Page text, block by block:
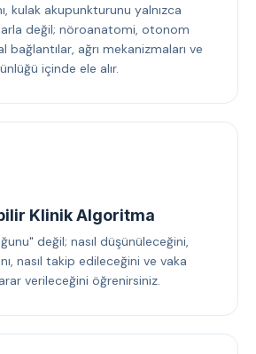
kulak akupunkturunu yalnızca
değil; nöroanatomi, otonom
bağlantılar, ağrı mekanizmaları ve
içinde ele alır.
Klinik Algoritma
değil; nasıl düşünüleceğini,
nasıl takip edileceğini ve vaka
verileceğini öğrenirsiniz.